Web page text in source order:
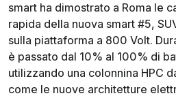
smart ha dimostrato a Roma le
rapida della nuova smart #5,
sulla piattaforma a 800 Volt.
è passato dal 10% al 100% di
utilizzando una colonnina HPC
come le nuove architetture